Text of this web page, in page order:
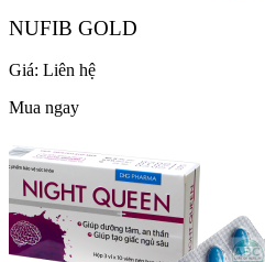
NUFIB GOLD
Giá: Liên hệ
Mua ngay